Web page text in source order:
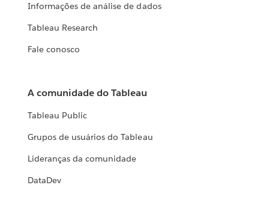
Informações de análise de dados
Tableau Research
Fale conosco
A comunidade do Tableau
Tableau Public
Grupos de usuários do Tableau
Lideranças da comunidade
DataDev